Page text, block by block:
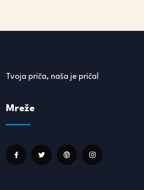
Tvoja priča, naša je priča!
Mreže